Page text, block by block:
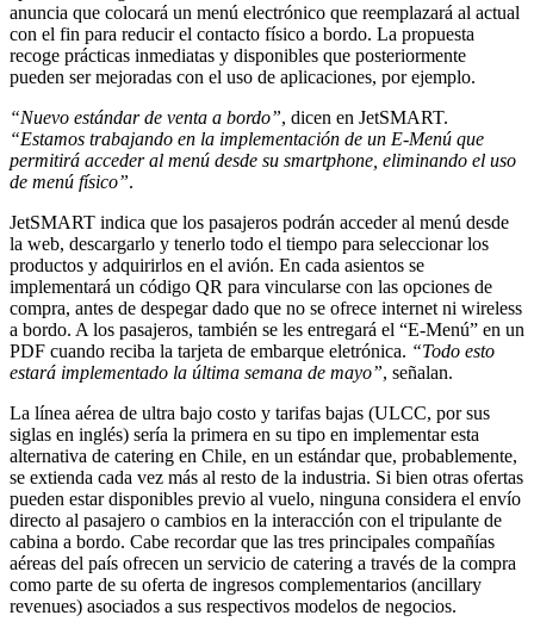
anuncia que colocará un menú electrónico que reemplazará al actual
con el fin para reducir el contacto físico a bordo. La propuesta
recoge prácticas inmediatas y disponibles que posteriormente
pueden ser mejoradas con el uso de aplicaciones, por ejemplo.
“Nuevo estándar de venta a bordo”, dicen en JetSMART.
“Estamos trabajando en la implementación de un E-Menú que
permitirá acceder al menú desde su smartphone, eliminando el uso
de menú físico”.
JetSMART indica que los pasajeros podrán acceder al menú desde
la web, descargarlo y tenerlo todo el tiempo para seleccionar los
productos y adquirirlos en el avión. En cada asientos se
implementará un código QR para vincularse con las opciones de
compra, antes de despegar dado que no se ofrece internet ni wireless
a bordo. A los pasajeros, también se les entregará el “E-Menú” en un
PDF cuando reciba la tarjeta de embarque eletrónica. “Todo esto
estará implementado la última semana de mayo”, señalan.
La línea aérea de ultra bajo costo y tarifas bajas (ULCC, por sus
siglas en inglés) sería la primera en su tipo en implementar esta
alternativa de catering en Chile, en un estándar que, probablemente,
se extienda cada vez más al resto de la industria. Si bien otras ofertas
pueden estar disponibles previo al vuelo, ninguna considera el envío
directo al pasajero o cambios en la interacción con el tripulante de
cabina a bordo. Cabe recordar que las tres principales compañías
aéreas del país ofrecen un servicio de catering a través de la compra
como parte de su oferta de ingresos complementarios (ancillary
revenues) asociados a sus respectivos modelos de negocios.